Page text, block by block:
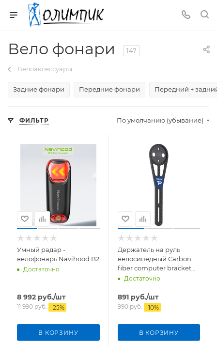
Вело фонари 147
Велоаксессуары
Задние фонари Передние фонари Передний +
ФИЛЬТР По умолчанию (убывание)
Умный радар -
велофонарь Navihood B2
Достаточно
8 992 руб./шт
11 990руб. -25%
В КОРЗИНУ
Держатель на руль
велосипедный Carbon
fiber computer bracket
04Достаточно
891руб./шт
990руб. -10%
В КОРЗИНУ